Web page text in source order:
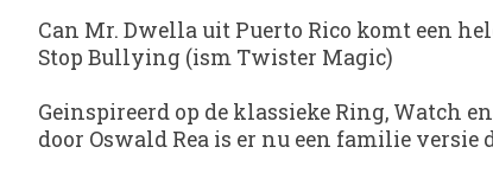
Can Mr. Dwella uit Puerto Rico komt een
Stop Bullying (ism Twister Magic)
Geinspireerd op de klassieke Ring, Watch
door Oswald Rea is er nu een familie versie